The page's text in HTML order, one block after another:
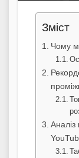
Зміст
Чому
Аналіз